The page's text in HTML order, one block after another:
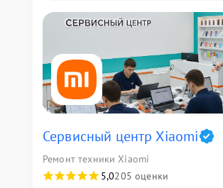
Сервисный центр Xiaomi
Ремонт техники Xiaomi
5,0205 оценки